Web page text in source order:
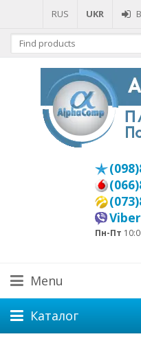
RUS UKR
Viber
Пн-Пт
Menu
Каталог